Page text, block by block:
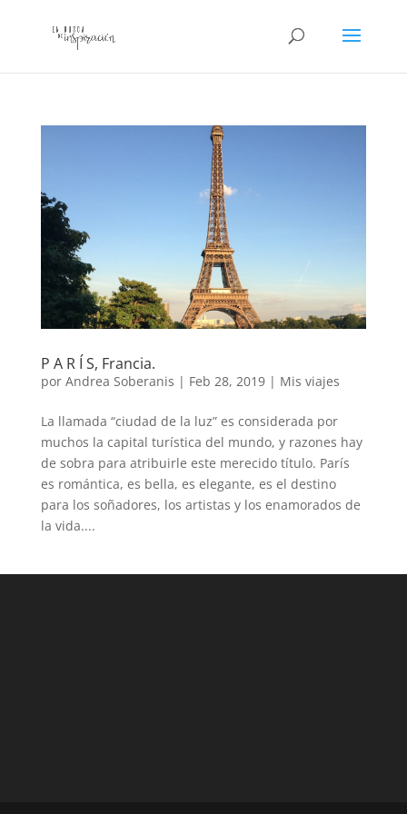
P A R Í S, Francia.
por Andrea Soberanis | Feb 28, 2019| Mis viajes
La llamada “ciudad de la luz” es considerada por
muchos la capital turística del mundo, y razones hay
de sobra para atribuirle este merecido título. París
es romántica, es bella, es elegante, es el destino
para los soñadores, los artistas y los enamorados de
la vida....